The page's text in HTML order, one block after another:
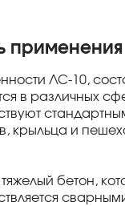
применения
ЛС-10,
в различных
крыльца и
бетон,